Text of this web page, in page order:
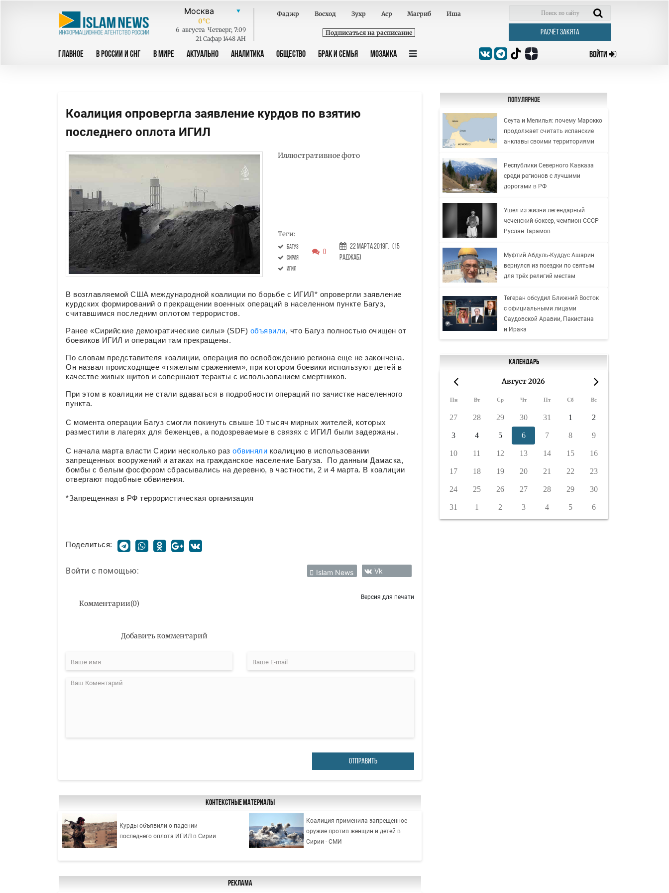
0°C
6 августа Четверг, 7:09
21 Сафар 1448 AH
Фаджр Восход Зухр Аср Магриб Иша
Подписаться на расписание РАСЧЁТ ЗАКЯТА
ГЛАВНОЕ В РОССИИ И СНГ В МИРЕ АКТУАЛЬНО АНАЛИТИКА ОБЩЕСТВО БРАК И СЕМЬЯ МОЗАИКА ВОЙТИ
Коалиция опровергла заявление курдов по взятию
последнего оплота ИГИЛ
Иллюстративное фото
Теги:
Багуз
Сирия
ИГИЛ
0
22 Марта 2019г. (15
Раджаб)
В возглавляемой США международной коалиции по борьбе с ИГИЛ* опровергли заявление
курдских формирований о прекращении военных операций в населенном пункте Багуз,
считавшимся последним оплотом террористов.
Ранее «Сирийские демократические силы» (SDF) объявили, что Багуз полностью очищен от
боевиков ИГИЛ и операции там прекращены.
По словам представителя коалиции, операция по освобождению региона еще не закончена.
Он назвал происходящее «тяжелым сражением», при котором боевики используют детей в
качестве живых щитов и совершают теракты с использованием смертников.
При этом в коалиции не стали вдаваться в подробности операций по зачистке населенного
пункта.
С момента операции Багуз смогли покинуть свыше 10 тысяч мирных жителей, которых
разместили в лагерях для беженцев, а подозреваемые в связях с ИГИЛ были задержаны.
С начала марта власти Сирии несколько раз обвиняли коалицию в использовании
запрещенных вооружений и атаках на гражданское население Багуза. По данным Дамаска,
бомбы с белым фосфором сбрасывались на деревню, в частности, 2 и 4 марта. В коалиции
отвергают подобные обвинения.
*Запрещенная в РФ террористическая организация
Поделиться:
Войти с помощью: Islam News Vk
Комментарии(0)
Версия для печати
Добавить комментарий
ОТПРАВИТЬ
Контекстные материалы
Курды объявили о падении
последнего оплота ИГИЛ в Сирии
Коалиция применила запрещенное
оружие против женщин и детей в
Сирии - СМИ
Реклама
Популярное
Сеута и Мелилья: почему Марокко
продолжает считать испанские
анклавы своими территориями
Республики Северного Кавказа
среди регионов с лучшими
дорогами в РФ
Ушел из жизни легендарный
чеченский боксер, чемпион СССР
Руслан Тарамов
Муфтий Абдуль-Куддус Ашарин
вернулся из поездки по святым
для трёх религий местам
Тегеран обсудил Ближний Восток
с официальными лицами
Саудовской Аравии, Пакистана
и Ирака
Календарь
Август 2026
Пн Вт Ср Чт Пт Сб Вс
27 28 29 30 31 1 2
3 4 5 6 7 8 9
10 11 12 13 14 15 16
17 18 19 20 21 22 23
24 25 26 27 28 29 30
31 1 2 3 4 5 6